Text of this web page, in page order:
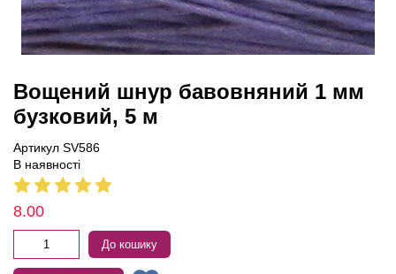
Вощений шнур бавовняний 1 мм
бузковий, 5 м
Артикул SV586
В наявності
8.00
До кошику